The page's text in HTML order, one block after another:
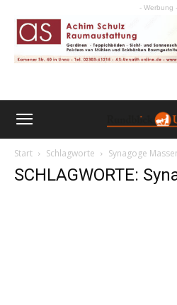
- Werbung -
Start Schlagworte Synagoge
SCHLAGWORTE: